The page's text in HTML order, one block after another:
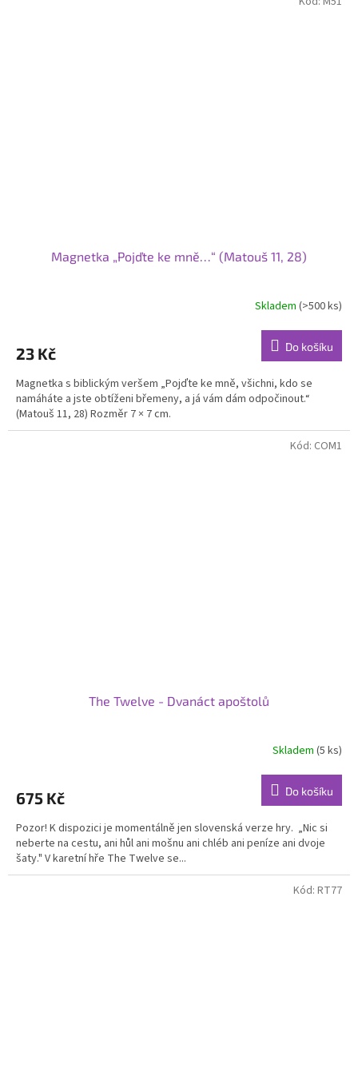
Magnetka „Pojďte ke mně…“ (Matouš 11, 28)
Skladem (>500 ks)
23 Kč Do košíku
Magnetka s biblickým veršem „Pojďte ke mně, všichni, kdo se
namáháte a jste obtíženi břemeny, a já vám dám odpočinout.“
(Matouš 11, 28) Rozměr 7 × 7 cm.
The Twelve - Dvanáct apoštolů
Skladem (5 ks)
675 Kč Do košíku
Pozor! K dispozici je momentálně jen slovenská verze hry. „Nic si
neberte na cestu, ani hůl ani mošnu ani chléb ani peníze ani dvoje
šaty." V karetní hře The Twelve se...
Kód: COM1
Kód: RT77